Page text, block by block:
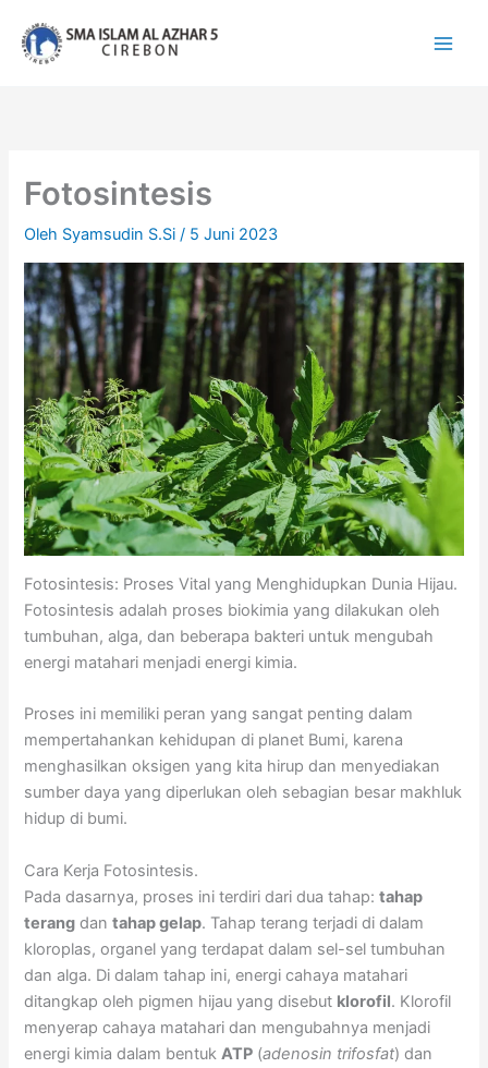
konten
Fotosintesis
Oleh Syamsudin S.Si/ 5 Juni 2023
Fotosintesis: Proses Vital yang Menghidupkan Dunia Hijau.
Fotosintesis adalah proses biokimia yang dilakukan oleh
tumbuhan, alga, dan beberapa bakteri untuk mengubah
energi matahari menjadi energi kimia.
Proses ini memiliki peran yang sangat penting dalam
mempertahankan kehidupan di planet Bumi, karena
menghasilkan oksigen yang kita hirup dan menyediakan
sumber daya yang diperlukan oleh sebagian besar makhluk
hidup di bumi.
Cara Kerja Fotosintesis.
Pada dasarnya, proses ini terdiri dari dua tahap:tahap
terang dantahap gelap. Tahap terang terjadi di dalam
kloroplas, organel yang terdapat dalam sel-sel tumbuhan
dan alga. Di dalam tahap ini, energi cahaya matahari
ditangkap oleh pigmen hijau yang disebut klorofil. Klorofil
menyerap cahaya matahari dan mengubahnya menjadi
energi kimia dalam bentukATP (adenosin trifosfat) dan